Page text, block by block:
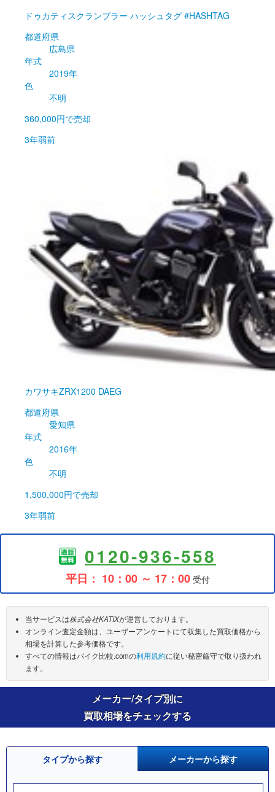
ドゥカティ スクランブラー ハッシュタグ #HASHTAG
都道府県
広島県
年式
2019年
色
不明
360,000円で売却
3年弱前
カワサキZRX1200 DAEG
都道府県
愛知県
年式
2016年
色
不明
1,500,000円で売却
3年弱前
0120-936-558
平日： 10：00 ～ 17：00受付
当サービスは株式会社KATIXが運営しております。
オンライン査定金額は、ユーザーアンケートにて収集した買取価格から
相場を計算した参考価格です。
すべての情報はバイク比較.comの利用規約に従い秘密厳守で取り扱われ
ます。
メーカー/タイプ別に
買取相場をチェックする
タイプから探す メーカーから探す